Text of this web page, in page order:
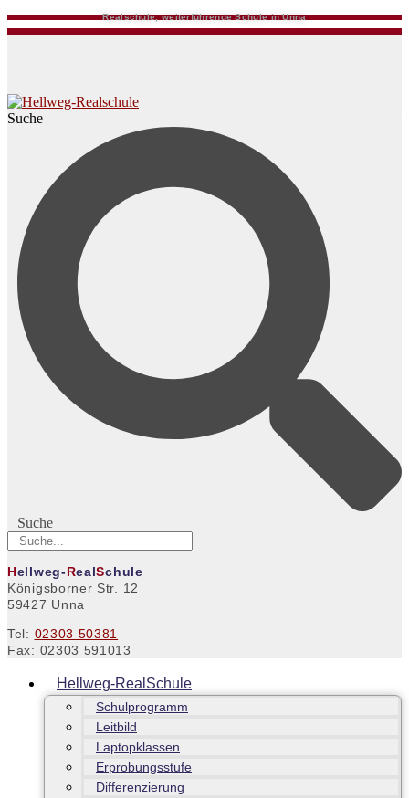
Realschule, weiterführende Schule in Unna
Suche
Suche
Hellweg-RealSchule
Königsborner Str. 12
59427 Unna
Tel: 02303 50381
Fax: 02303 591013
Hellweg-RealSchule
Schulprogramm
Leitbild
Laptopklassen
Erprobungsstufe
Differenzierung